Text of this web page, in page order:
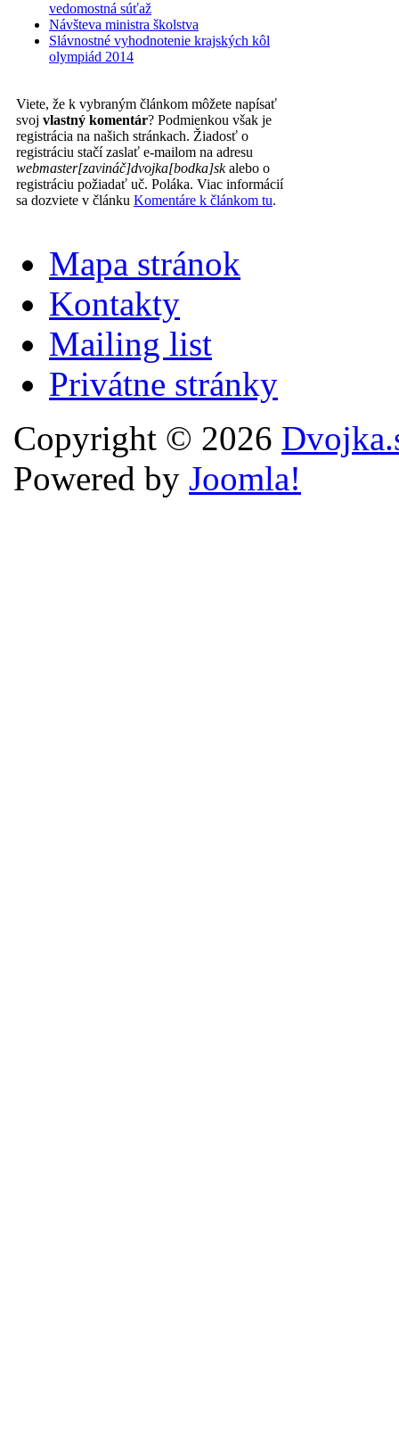
vedomostná súťaž
Návšteva ministra školstva
Slávnostné vyhodnotenie krajských kôl
olympiád 2014
Viete, že k vybraným článkom môžete napísať
svoj vlastný komentár? Podmienkou však je
registrácia na našich stránkach. Žiadosť o
registráciu stačí zaslať e-mailom na adresu
webmaster[zavináč]dvojka[bodka]skalebo o
registráciu požiadať uč. Poláka. Viac informácií
sa dozviete v článku Komentáre k článkom tu.
Mapa stránok
Kontakty
Mailing list
Privátne stránky
Copyright © 2026
Powered by Joomla!